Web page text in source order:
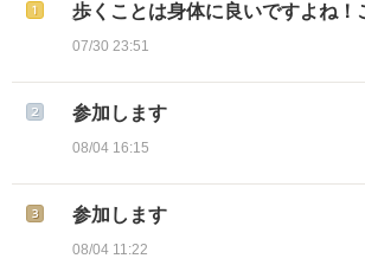
歩くことは身体に良いですよね
07/30 23:51
参加します
08/04 16:15
参加します
08/04 11:22